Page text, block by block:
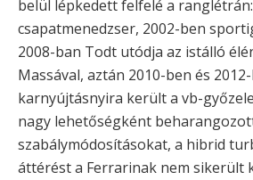
belül lépkedett felfelé a
csapatmenedzser, 2002-ben
2008-ban Todt utódja az istálló
Massával, aztán 2010-ben és
karnyújtásnyira került a vb-
nagy lehetőségként
szabálymódosításokat, a hibrid
áttérést a Ferrarinak nem sikerült